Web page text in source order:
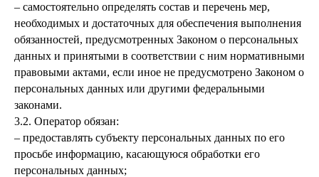
– самостоятельно определять состав и перечень мер,
необходимых и достаточных для обеспечения выполнения
обязанностей, предусмотренных Законом о персональных
данных и принятыми в соответствии с ним нормативными
правовыми актами, если иное не предусмотрено Законом о
персональных данных или другими федеральными
законами.
3.2. Оператор обязан:
– предоставлять субъекту персональных данных по его
просьбе информацию, касающуюся обработки его
персональных данных;